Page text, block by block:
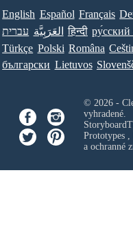
English Español Français
עברית العَرَبِيَّة हिन्दी ру́сский
Türkçe Polski Româna
български Lietuvos
© 2026 -
vyhradené.
Prototypes
a ochranné